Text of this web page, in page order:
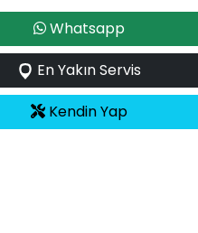
Whatsapp
En Yakın Servis
Kendin Yap